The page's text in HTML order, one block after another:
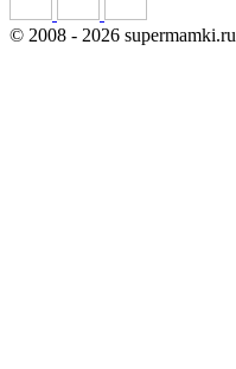
© 2008 - 2026 supermamki.ru